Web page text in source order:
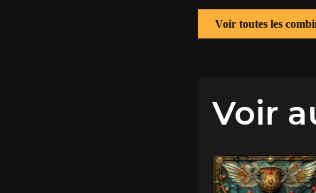
Voir toutes les
Voir